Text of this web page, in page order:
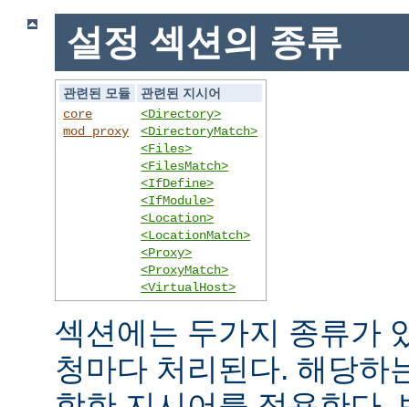
설정 섹션의 종류
관련된 모듈
관련된 지시어
core
mod_proxy
<Directory>
<DirectoryMatch>
<Files>
<FilesMatch>
<IfDefine>
<IfModule>
<Location>
<LocationMatch>
<Proxy>
<ProxyMatch>
<VirtualHost>
섹션에는 두가지 종류가
청마다 처리된다. 해당하